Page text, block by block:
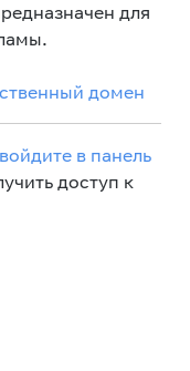
для
домен
войдите в панель
доступ к